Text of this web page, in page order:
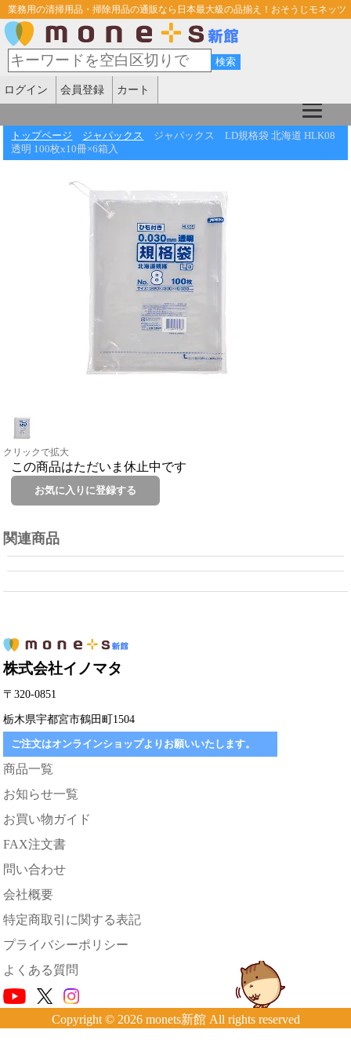
業務用の清掃用品・掃除用品の通販なら日本最大級の品揃え！おそうじモネッツ
ログイン 会員登録 カート
トップページ ジャパックス
ジャパックス LD規格袋 北海道 HLK08
透明 100枚x10冊×6箱入
クリックで拡大
この商品はただいま休止中です
関連商品
株式会社イノマタ
〒320-0851
栃木県宇都宮市鶴田町1504
ご注文はオンラインショップよりお願いいたします。
商品一覧
お知らせ一覧
お買い物ガイド
FAX注文書
問い合わせ
会社概要
特定商取引に関する表記
プライバシーポリシー
よくある質問
Copyright © 2026 monets新館 All rights reserved